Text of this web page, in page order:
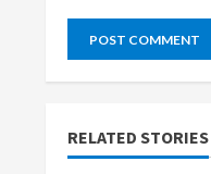
RELATED STORIES